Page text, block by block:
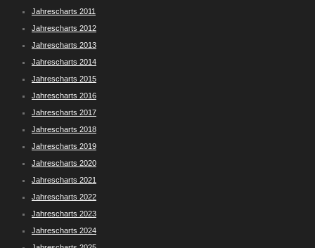
Jahrescharts 2011
Jahrescharts 2012
Jahrescharts 2013
Jahrescharts 2014
Jahrescharts 2015
Jahrescharts 2016
Jahrescharts 2017
Jahrescharts 2018
Jahrescharts 2019
Jahrescharts 2020
Jahrescharts 2021
Jahrescharts 2022
Jahrescharts 2023
Jahrescharts 2024